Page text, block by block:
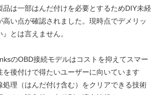
品は一部はんだ付けを必要とするためDIY未経
高い点が確認されました。現時点でデメリッ
とは言えません。
のOBD接続モデルはコストを抑えてスマー
を後付けで得たいユーザーに向いています
処理（はんだ付け含む）をクリアできる技術